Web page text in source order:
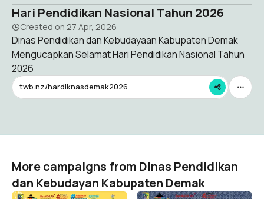
Hari Pendidikan Nasional Tahun 2026
Created on 27 Apr, 2026
Dinas Pendidikan dan Kebudayaan Kabupaten Demak
Mengucapkan Selamat Hari Pendidikan Nasional Tahun
2026
twb.nz/hardiknasdemak2026
More campaigns from Dinas Pendidikan
dan Kebudayan Kabupaten Demak
Selamat Hari Ibu Tahun
Selamat Hari Korpri Tahun